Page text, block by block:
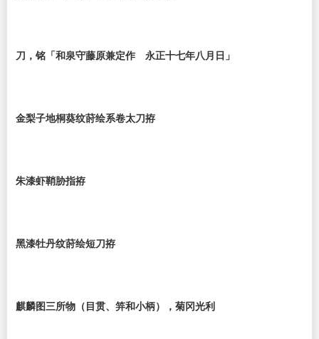
刀，铭「和泉守藤原兼定作 永正十七年八月日」
金梨子地桐葵纹莳绘系卷太刀拵
朱漆虾鞘胁指拵
黑漆牡丹纹莳绘短刀拵
麒麟图三所物（目贯、笄和小柄），菊冈光利